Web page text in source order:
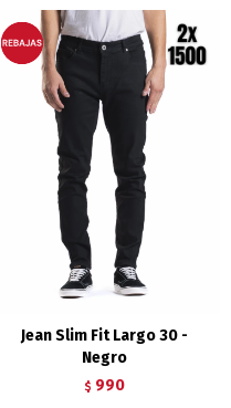
Jean Slim Fit Largo 30 -
Negro
$ 990